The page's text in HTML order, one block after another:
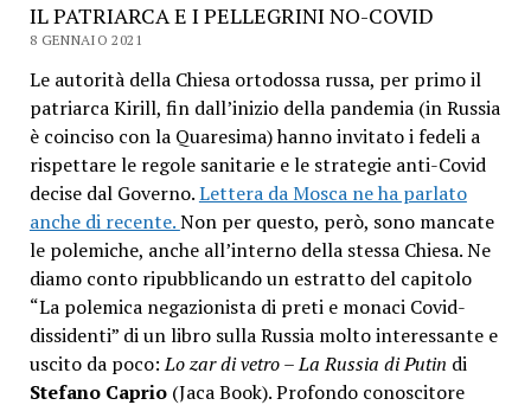
IL PATRIARCA E I PELLEGRINI NO-COVID
8 GENNAIO 2021
Le autorità della Chiesa ortodossa russa, per primo il
patriarca Kirill, fin dall’inizio della pandemia (in Russia
è coinciso con la Quaresima) hanno invitato i fedeli a
rispettare le regole sanitarie e le strategie anti-Covid
decise dal Governo.Lettera da Mosca ne ha parlato
anche di recente.Non per questo, però, sono mancate
le polemiche, anche all’interno della stessa Chiesa. Ne
diamo conto ripubblicando un estratto del capitolo
“La polemica negazionista di preti e monaci Covid-
dissidenti” di un libro sulla Russia molto interessante e
uscito da poco:Lo zar di vetro – La Russia di Putin di
Stefano Caprio(Jaca Book). Profondo conoscitore